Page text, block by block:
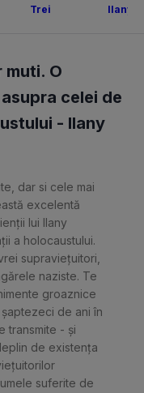
Trei Ilany
muti. O
celei de
- Ilany
dar si cele mai
excelentă
lui Ilany
a holocaustului.
supraviețuitori,
naziste. Te
groaznice
de ani în
transmite - și
de existența
suferite de